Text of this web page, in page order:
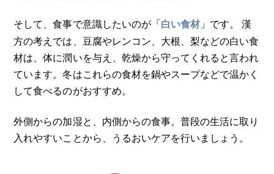
そして、食事で意識したいのが「白い食材」 です。 漢
方の考えでは、豆腐やレンコン、大根、梨などの白い食
材は、体に潤いを与え、乾燥から守ってくれると言われ
ています。冬はこれらの食材を鍋やスープなどで温かく
して食べるのがおすすめ。
外側からの加湿と、内側からの食事。普段の生活に取り
入れやすいことから、うるおいケアを行いましょう。